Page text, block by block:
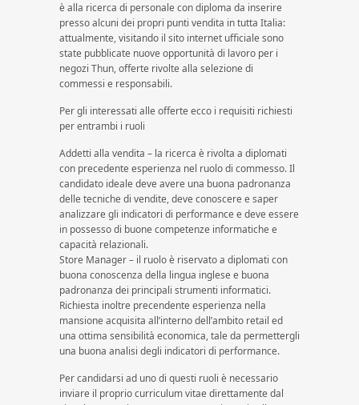
è alla ricerca di personale con diploma da inserire
presso alcuni dei propri punti vendita in tutta Italia:
attualmente, visitando il sito internet ufficiale sono
state pubblicate nuove opportunità di lavoro per i
negozi Thun, offerte rivolte alla selezione di
commessi e responsabili.
Per gli interessati alle offerte ecco i requisiti richiesti
per entrambi i ruoli
Addetti alla vendita – la ricerca è rivolta a diplomati
con precedente esperienza nel ruolo di commesso. Il
candidato ideale deve avere una buona padronanza
delle tecniche di vendite, deve conoscere e saper
analizzare gli indicatori di performance e deve essere
in possesso di buone competenze informatiche e
capacità relazionali.
Store Manager – il ruolo è riservato a diplomati con
buona conoscenza della lingua inglese e buona
padronanza dei principali strumenti informatici.
Richiesta inoltre precendente esperienza nella
mansione acquisita all’interno dell’ambito retail ed
una ottima sensibilità economica, tale da permettergli
una buona analisi degli indicatori di performance.
Per candidarsi ad uno di questi ruoli è necessario
inviare il proprio curriculum vitae direttamente dal